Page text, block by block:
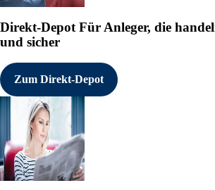
Direkt-DepotFür Anleger, die
und sicher
Zum Direkt-Depot